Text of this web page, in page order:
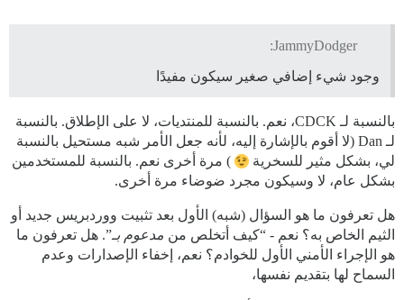
JammyDodger:
وجود شيء إضافي صغير سيكون مفيدًا
بالنسبة لـ CDCK، نعم. بالنسبة للمنتديات، لا على الإطلاق. بالنسبة
لـ Dan (لا أقوم بالإشارة إليه، لأنه جعل الأمر شبه مستحيل بالنسبة
لي، بشكل مثير للسخرية
) مرة أخرى نعم. بالنسبة للمستخدمين
بشكل عام، لا وسيكون مجرد ضوضاء مرة أخرى.
هل تعرفون ما هو السؤال (شبه) الأول بعد تثبيت ووردبريس جديد أو
الثيم الخاص به؟ نعم - “كيف أتخلص من مدعوم بـ”. هل تعرفون ما
هو الإجراء الأمني الأول للخوادم؟ نعم، إخفاء الإصدارات وعدم
السماح لها بتقديم نفسها،